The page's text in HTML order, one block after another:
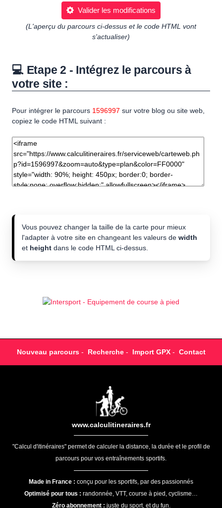
Valider les modifications
(L'aperçu du parcours ci-dessus et le code HTML vont
s'actualiser)
💻 Etape 2 - Intégrez le parcours à
votre site :
Pour intégrer le parcours 1596997 sur votre blog ou site web,
copiez le code HTML suivant :
Vous pouvez changer la taille de la carte pour mieux
l'adapter à votre site en changeant les valeurs de width
et height dans le code HTML ci-dessus.
Nouveau parcours- Recherche- Import GPX- Contact
www.calculitineraires.fr
"Calcul d'itinéraires" permet de calculer la distance, la durée et le profil de
parcours pour vos entraînements sportifs.
Made in France : conçu pour les sportifs, par des passionnés
Optimisé pour tous : randonnée, VTT, course à pied, cyclisme…
Zéro abonnement : juste du sport, et du fun.